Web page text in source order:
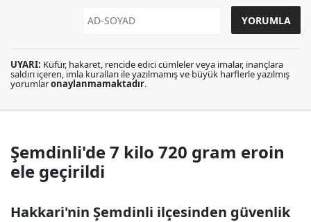
UYARI: Küfür, hakaret, rencide edici cümleler veya imalar, inançlara
saldırı içeren, imla kuralları ile yazılmamış ve büyük harflerle yazılmış
yorumlaronaylanmamaktadır.
Şemdinli'de 7 kilo 720 gram eroin
ele geçirildi
Hakkari'nin Şemdinli ilçesinden güvenlik